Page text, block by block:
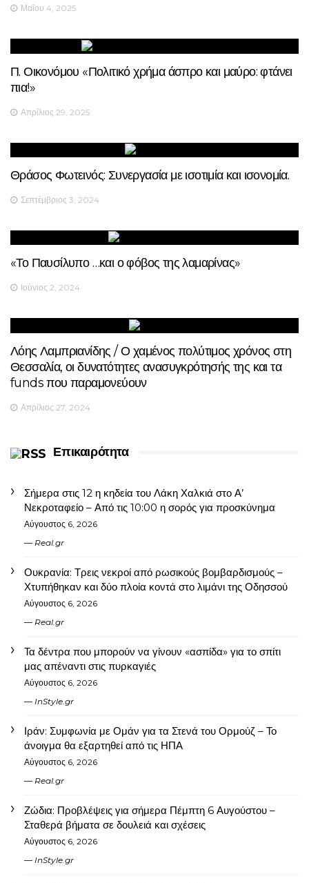
Μαΐου 4, 2025
Π. Οικονόμου «Πολιτικό χρήμα άσπρο και μαύρο: φτάνει
πια!»
Απρίλιος 29, 2025
Θράσος Φωτεινός: Συνεργασία με ισοτιμία και ισονομία.
Σεπτέμβριος 3, 2024
«Το Παυσίλυπο …και ο φόβος της λαμαρίνας»
Ιούνιος 2, 2024
Λόης Λαμπριανίδης / Ο χαμένος πολύτιμος χρόνος στη
Θεσσαλία, οι δυνατότητες ανασυγκρότησής της και τα
funds που παραμονεύουν
Απρίλιος 27, 2024
Επικαιρότητα
Σήμερα στις 12 η κηδεία του Λάκη Χαλκιά στο Α’
Νεκροταφείο – Από τις 10:00 η σορός για προσκύνημα
Αύγουστος 6, 2026
Real.gr
Ουκρανία: Τρεις νεκροί από ρωσικούς βομβαρδισμούς –
Χτυπήθηκαν και δύο πλοία κοντά στο λιμάνι της Οδησσού
Αύγουστος 6, 2026
Real.gr
Τα δέντρα που μπορούν να γίνουν «ασπίδα» για το σπίτι
μας απέναντι στις πυρκαγιές
Αύγουστος 6, 2026
InStyle.gr
Ιράν: Συμφωνία με Ομάν για τα Στενά του Ορμούζ – Το
άνοιγμα θα εξαρτηθεί από τις ΗΠΑ
Αύγουστος 6, 2026
Real.gr
Ζώδια: Προβλέψεις για σήμερα Πέμπτη 6 Αυγούστου –
Σταθερά βήματα σε δουλειά και σχέσεις
Αύγουστος 6, 2026
InStyle.gr